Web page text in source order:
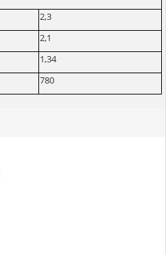
2,3
2,1
1,34
780